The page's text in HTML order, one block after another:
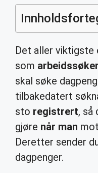
Det aller viktigste
som arbeidssøker
skal søke
tilbakedatert
sto registrert, så
gjøre når man
Deretter sender
dagpenger.